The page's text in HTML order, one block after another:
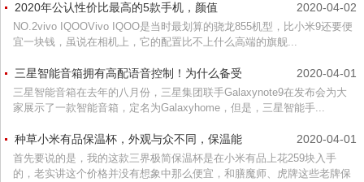
2020-04-02
2020年公认性价比最高的5款手机，颜值
NO.2vivo IQOOVivo IQOO是当时最划算的骁龙855机型，比小米9还要便
宜一块钱，虽说在相机上，它的配置比不上什么高端的旗舰...
2020-04-01
三星智能音箱拥有高配语音控制！为什么备受
三星智能音箱在去年的八月份，三星集团联手Galaxynote9在发布会为大
家展示了一款智能音箱，定名为Galaxyhome，但是，三星智能手...
2020-04-01
种草小米有品保温杯，外观与众不同，保温能
首先要说的是，我的这款三界极简保温杯是在小米有品上花259块入手
的，老实讲这个价格并没有想象中那么便宜，和膳魔师、虎牌这些老牌保